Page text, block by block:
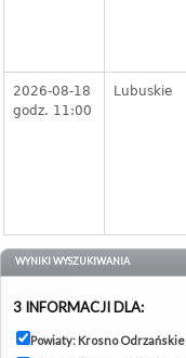
2026-08-18
godz. 11:00
Lubuskie
WYNIKI WYSZUKIWANIA
3 INFORMACJI DLA:
Powiaty: Krosno Odrzańskie